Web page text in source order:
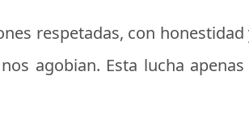
respetadas, con
agobian. Esta lucha